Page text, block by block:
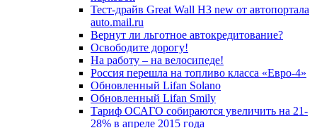
Тест-драйв Great Wall H3 new от автопортала
auto.mail.ru
Вернут ли льготное автокредитование?
Освободите дорогу!
На работу – на велосипеде!
Россия перешла на топливо класса «Евро-4»
Обновленный Lifan Solano
Обновленный Lifan Smily
Тариф ОСАГО собираются увеличить на 21-
28% в апреле 2015 года